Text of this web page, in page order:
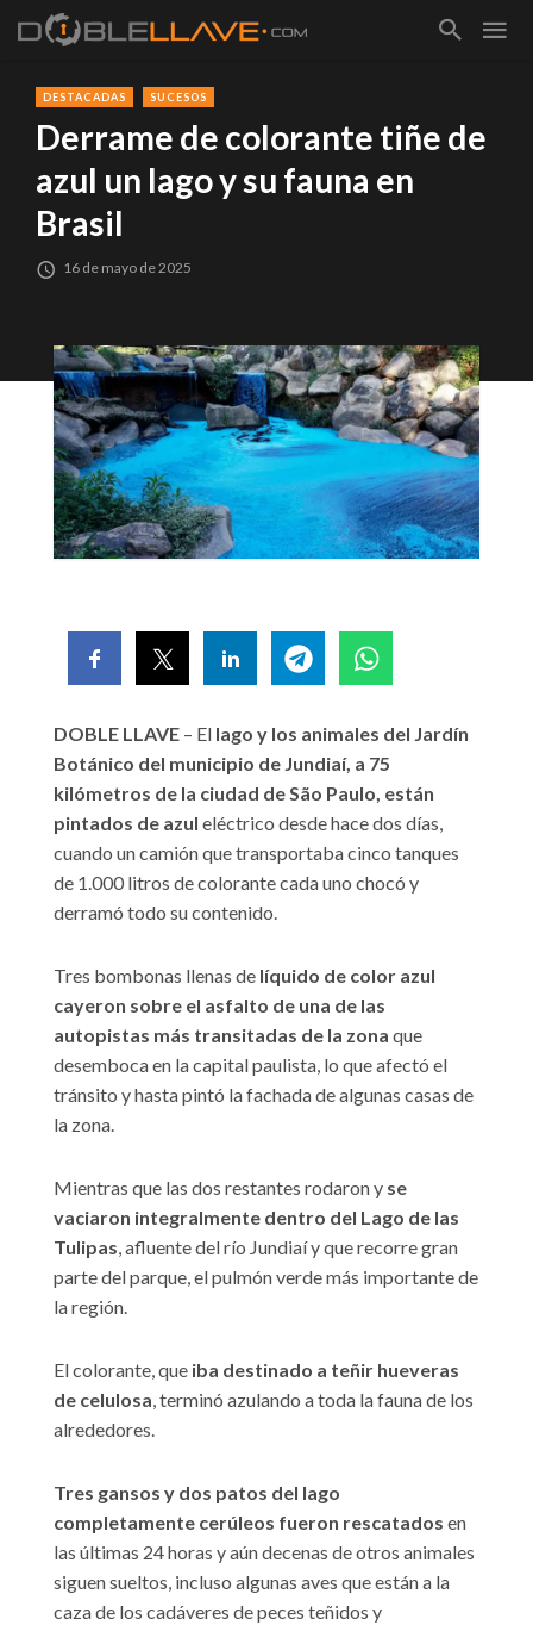
DESTACADAS SUCESOS
Derrame de colorante tiñe de
azul un lago y su fauna en
Brasil
16 de mayo de 2025
DOBLE LLAVE – El lago y los animales del Jardín
Botánico del municipio de Jundiaí, a 75
kilómetros de la ciudad de São Paulo, están
pintados de azul eléctrico desde hace dos días,
cuando un camión que transportaba cinco tanques
de 1.000 litros de colorante cada uno chocó y
derramó todo su contenido.
Tres bombonas llenas de líquido de color azul
cayeron sobre el asfalto de una de las
autopistas más transitadas de la zona que
desemboca en la capital paulista, lo que afectó el
tránsito y hasta pintó la fachada de algunas casas de
la zona.
Mientras que las dos restantes rodaron y se
vaciaron integralmente dentro del Lago de las
Tulipas, afluente del río Jundiaí y que recorre gran
parte del parque, el pulmón verde más importante de
la región.
El colorante, que iba destinado a teñir hueveras
de celulosa, terminó azulando a toda la fauna de los
alrededores.
Tres gansos y dos patos del lago
completamente cerúleos fueron rescatados en
las últimas 24 horas y aún decenas de otros animales
siguen sueltos, incluso algunas aves que están a la
caza de los cadáveres de peces teñidos y